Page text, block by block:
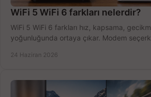
WiFi 5 WiFi 6 farkları nelerdir?
WiFi 5 WiFi 6 farkları hız, kapsama,
yoğunluğunda ortaya çıkar. Modem
24 Haziran 2026